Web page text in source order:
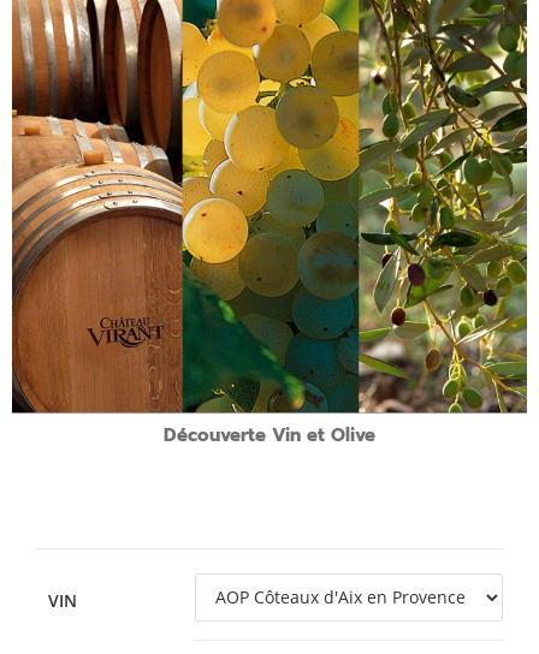
Présentation de l’atelier:
Accueil au Domaine
Analyse sensorielle comparative entre huile d’olive et vin.
Mise en évidence des associations entre les deux permettant de réaliser
les meilleurs accords mets et vins provençaux.
Découverte des produits régionaux.
Remise des bouteilles personnalisées aux participants.
Remise du diplôme de Covigneron.
Quand?
Un samedi après midi courant octobre 14h à 16h30 environ
Découverte Vin et Olive
VIN